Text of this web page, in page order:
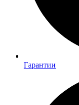
Гарантии